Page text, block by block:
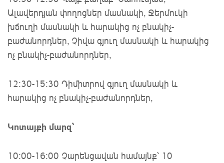
Ալավերդյան փողոցներ մասնակի, Ջերմուկի
խճուղի մասնակի և հարակից ոչ բնակիչ-
բաժանորդներ, Չիվա գյուղ մասնակի և հարակից
ոչ բնակիչ-բաժանորդներ,
12։30-15։30 Դիմիտրով գյուղ մասնակի և
հարակից ոչ բնակիչ-բաժանորդներ,
Կոտայքի մարզ՝
10:00-16:00 Չարենցավան համայնք՝ 10